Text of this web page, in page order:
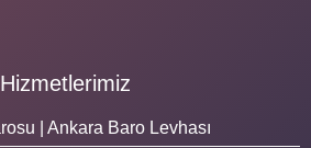
Hizmetlerimiz
| Ankara Baro Levhası